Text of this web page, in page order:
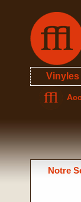
Vinyles
Notre